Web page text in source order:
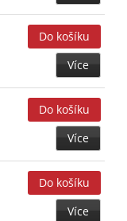
Více
Více
Více